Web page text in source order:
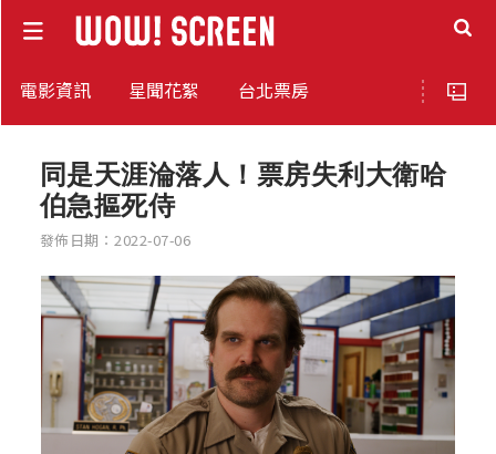
電影資訊 星聞花絮 台北票房
同是天涯淪落人！票房失利大衛哈
伯急摳死侍
發佈日期：2022-07-06